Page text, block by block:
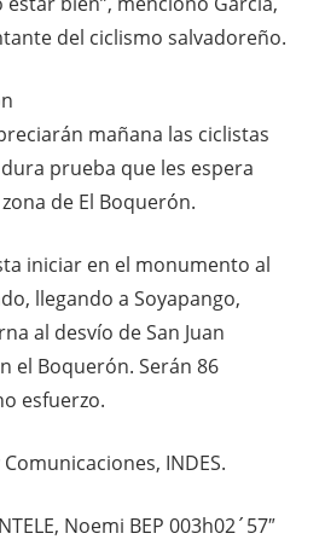
del ciclismo salvadoreño.
mañana las ciclistas
prueba que les espera
de El Boquerón.
iniciar en el monumento al
llegando a Soyapango,
al desvío de San Juan
el Boquerón. Serán 86
esfuerzo.
INDES.
Noemi BEP 003h02´57″